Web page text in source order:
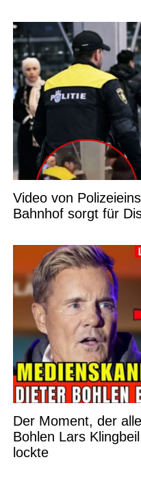
Video von
Bahnhof sorgt für
Der Moment, der
Bohlen Lars
lockte